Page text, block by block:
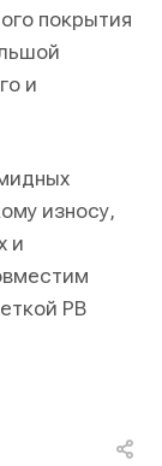
покрытия
и
износу,
и
РВ